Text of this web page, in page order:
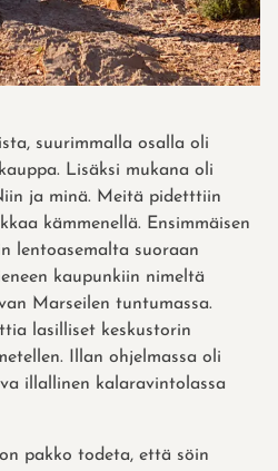
suurimmalla osalla oli
Lisäksi mukana oli
ja minä. Meitä pidetttiin
kämmenellä. Ensimmäisen
lentoasemalta suoraan
kaupunkiin nimeltä
Marseilen tuntumassa.
lasilliset keskustorin
Illan ohjelmassa oli
illallinen kalaravintolassa
pakko todeta, että söin